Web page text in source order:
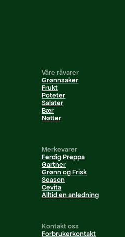
Våre råvarer
Grønnsaker
Frukt
Poteter
Salater
Bær
Nøtter
Merkevarer
Ferdig Preppa
Gartner
Grønn og Frisk
Season
Cevita
Alltid en anledning
Kontakt oss
Forbrukerkontakt